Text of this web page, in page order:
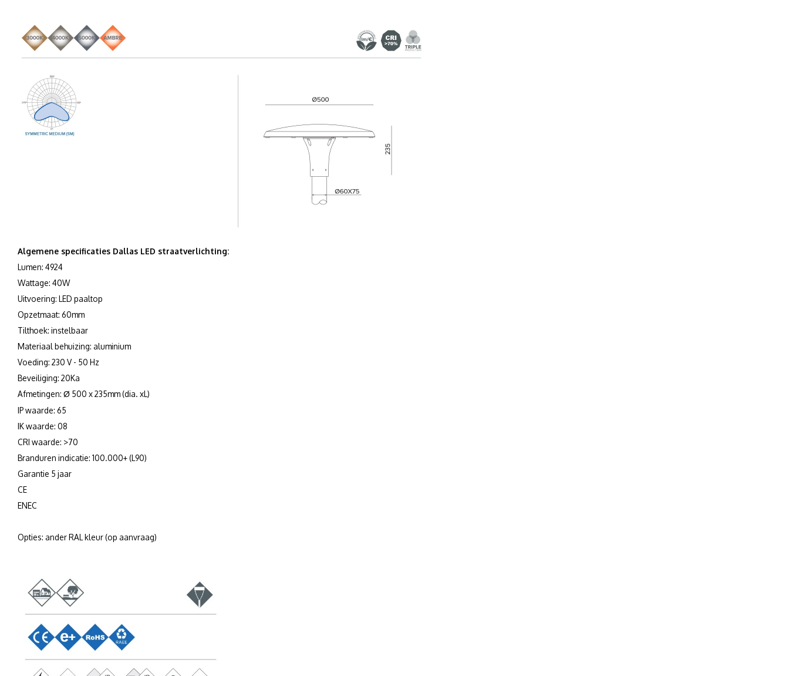
Algemene specificaties Dallas LED straatverlichting:
Lumen: 4924
Wattage: 40W
Uitvoering: LED paaltop
Opzetmaat: 60mm
Tilthoek: instelbaar
Materiaal behuizing: aluminium
Voeding: 230 V - 50 Hz
Beveiliging: 20Ka
Afmetingen: Ø 500 x 235mm (dia. xL)
IP waarde: 65
IK waarde: 08
CRI waarde: >70
Branduren indicatie: 100.000+ (L90)
Garantie 5 jaar
CE
ENEC
Opties: ander RAL kleur (op aanvraag)